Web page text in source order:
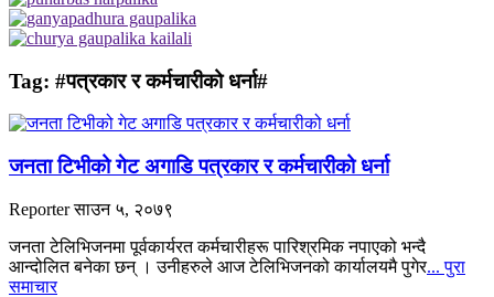
Tag: #पत्रकार र कर्मचारीको धर्ना#
जनता टिभीको गेट अगाडि पत्रकार र कर्मचारीको धर्ना
Reporterसाउन ५, २०७९
जनता टेलिभिजनमा पूर्वकार्यरत कर्मचारीहरू पारिश्रमिक नपाएको भन्दै
आन्दोलित बनेका छन् । उनीहरुले आज टेलिभिजनको कार्यालयमै पुगेर... पुरा
समाचार